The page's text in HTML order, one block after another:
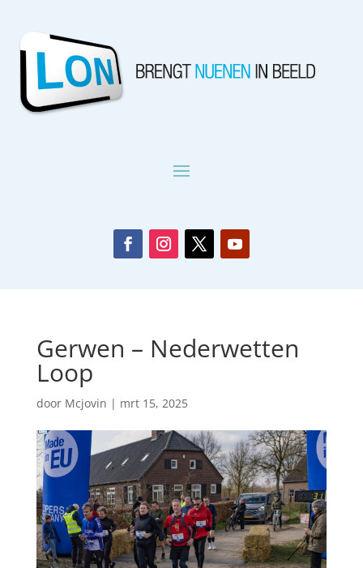
Gerwen – Nederwetten
Loop
door Mcjovin | mrt 15, 2025